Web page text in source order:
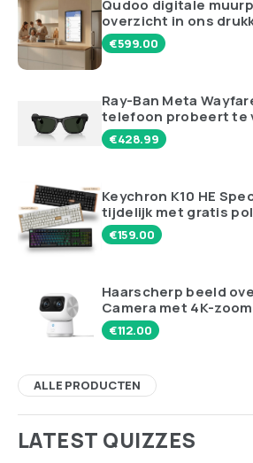
Qudoo digitale
overzicht in ons
€599.00
Ray-Ban Meta
telefoon probeert te
€428.99
Keychron K10 HE
tijdelijk met gratis
€159.00
Haarscherp beeld
Camera met 4K-zoom
€112.00
ALLE PRODUCTEN
LATEST QUIZZES